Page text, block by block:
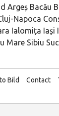
Argeș Bacău
Napoca
Ialomița Iași
Mare Sibiu
Bild Contact